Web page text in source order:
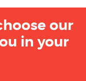
our
in your